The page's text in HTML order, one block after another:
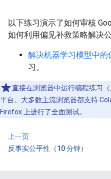
以下练习演示了如何审核
如何利用偏见补救策略解决
解决机器学习模型中的
习。
直接在浏览器中运行编程练习
平台。大多数主流浏览器都支持
Firefox 上进行了全面测试。
上一页
反事实公平性（10 分钟）